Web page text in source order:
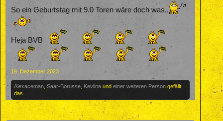
So ein Geburtstag mit 9.0 Toren wäre doch was..
Heja BVB
19. Dezember 2023
Alexaceman Saar-Borusse Kevlina und einer weiteren Person gefällt
das.